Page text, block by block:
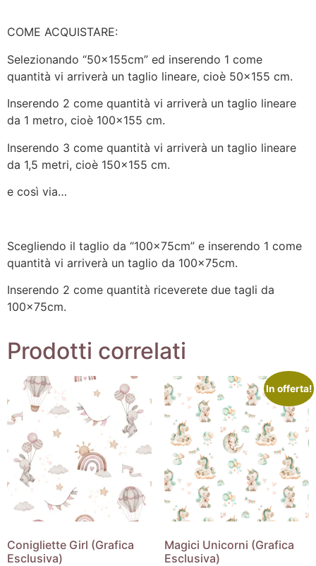
COME ACQUISTARE:
Selezionando “50x155cm” ed inserendo 1 come
quantità vi arriverà un taglio lineare, cioè 50×155 cm.
Inserendo 2 come quantità vi arriverà un taglio lineare
da 1 metro, cioè 100×155 cm.
Inserendo 3 come quantità vi arriverà un taglio lineare
da 1,5 metri, cioè 150×155 cm.
e così via…
Scegliendo il taglio da “100x75cm” e inserendo 1 come
quantità vi arriverà un taglio da 100x75cm.
Inserendo 2 come quantità riceverete due tagli da
100x75cm.
Prodotti correlati
Conigliette Girl (Grafica
Esclusiva)
In offerta!
Magici Unicorni (Grafica
Esclusiva)